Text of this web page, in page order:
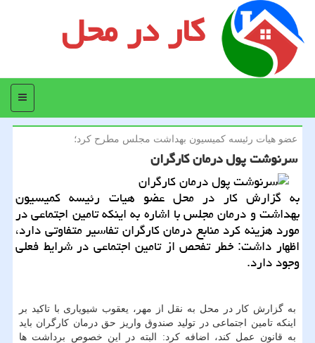
کار در محل
منو
عضو هیات رئیسه كمیسیون بهداشت مجلس مطرح كرد؛
سرنوشت پول درمان كارگران
به گزارش كار در محل عضو هیات رئیسه كمیسیون
بهداشت و درمان مجلس با اشاره به اینكه تامین اجتماعی در
مورد هزینه كرد منابع درمان كارگران تفاسیر متفاوتی دارد،
اظهار داشت: خطر تفحص از تامین اجتماعی در شرایط فعلی
وجود دارد.
به گزارش كار در محل به نقل از مهر، یعقوب شیویاری با تاكید بر
اینكه تامین اجتماعی در تولید صندوق واریز حق درمان كارگران باید
به قانون عمل كند، اضافه كرد: البته در این خصوص برداشت ها